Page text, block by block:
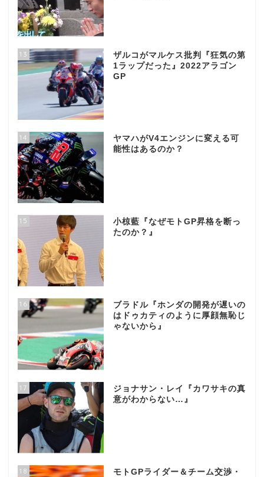
13
ザルコがマルケス批判『狂気の第
1ラップだった』2022アラゴン
GP
14
ヤマハがV4エンジンに変える可
能性はあるのか？
15
小椋藍『なぜモトGP昇格を断っ
たのか？』
16
ブラドル『ホンダの開発が遅いの
はドゥカティのように厚顔無恥じ
ゃないから』
17
ジョナサン・レイ『カワサキの真
意がわからない…』
18
モトGPライダー＆チーム交渉・